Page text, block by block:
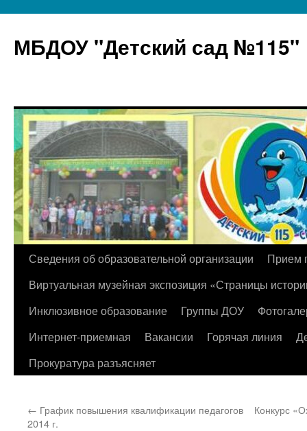
МБДОУ "Детский сад №115"
Перейти
содержимому
Сведения об образовательной организации
Прием
Виртуальная музейная экспозиция «Страницы
Инклюзивное образование
Группы ДОУ
Интернет-приемная
Вакансии Горячая линия
Прокуратура разъясняет
← График повышения квалификации педагогов
2014 г.
Конкурс